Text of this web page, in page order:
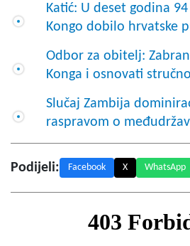
Katić: U deset godina
Kongo dobilo hrvatske
Odbor za obitelj:
Konga i osnovati
Slučaj Zambija
raspravom o
Podijeli: Facebook X WhatsApp